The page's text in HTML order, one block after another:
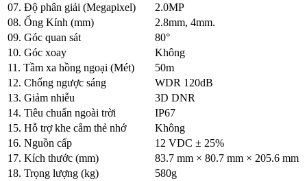
07. Độ phân giải (Megapixel)
2.0MP
08. Ống Kính (mm)
2.8mm, 4mm.
09. Góc quan sát
80°
10. Góc xoay
Không
11. Tầm xa hồng ngoại (Mét)
50m
12. Chống ngược sáng
WDR 120dB
13. Giảm nhiễu
3D DNR
14. Tiêu chuẩn ngoài trời
IP67
15. Hỗ trợ khe cắm thẻ nhớ
Không
16. Nguồn cấp
12 VDC ± 25%
17. Kích thước (mm)
83.7 mm × 80.7 mm × 205.6 mm
18. Trọng lượng (kg)
580g